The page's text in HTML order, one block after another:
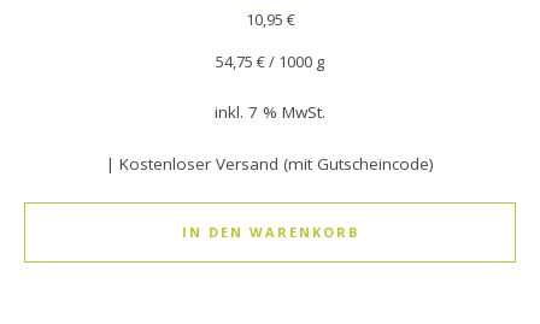
10,95 €
54,75 €/ 1000 g
inkl. 7 % MwSt.
| Kostenloser Versand (mit Gutscheincode)
IN DEN WARENKORB